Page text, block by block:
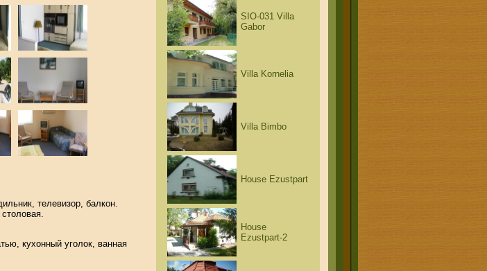
телевизор, балкон.
кухонный уголок, ванная
SIO-031 Villa
Gabor
Villa Kornelia
Villa Bimbo
House Ezustpart
House
Ezustpart-2